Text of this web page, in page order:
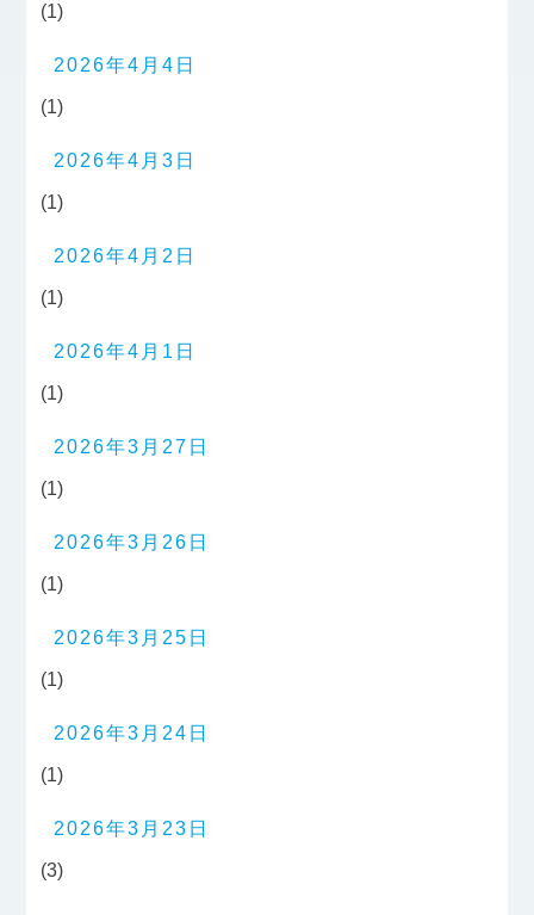
(1)
2026年4月4日
(1)
2026年4月3日
(1)
2026年4月2日
(1)
2026年4月1日
(1)
2026年3月27日
(1)
2026年3月26日
(1)
2026年3月25日
(1)
2026年3月24日
(1)
2026年3月23日
(3)